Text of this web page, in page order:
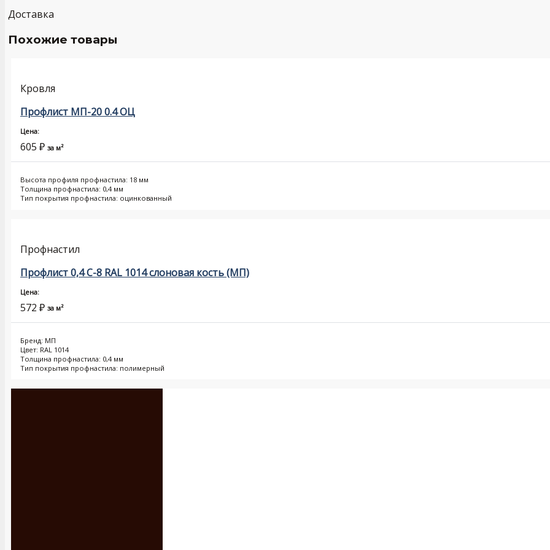
Доставка
Похожие товары
Кровля
Профлист МП-20 0.4 ОЦ
Цена:
605 ₽ за м²
Высота профиля профнастила: 18 мм
Толщина профнастила: 0,4 мм
Тип покрытия профнастила: оцинкованный
Профнастил
Профлист 0,4 С-8 RAL 1014 слоновая кость (МП)
Цена:
572 ₽ за м²
Бренд: МП
Цвет: RAL 1014
Толщина профнастила: 0,4 мм
Тип покрытия профнастила: полимерный